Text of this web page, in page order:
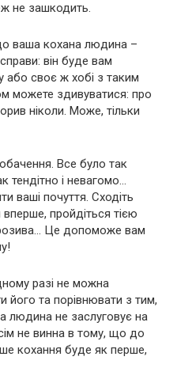
не зашкодить.
ваша кохана людина –
він буде вам
або своє ж хобі з таким
можете здивуватися: про
ніколи. Може, тільки
Все було так
тендітно і невагомо…
ваші почуття. Сходіть
пройдіться тією
Це допоможе вам
разі не можна
його та порівнювати з тим,
людина не заслуговує на
не винна в тому, що до
кохання буде як перше,